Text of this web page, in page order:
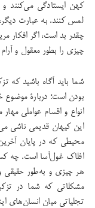
كهن ایستادگی می‌كنند و
لمس كنند. به عبارت
چقدر بد است، اگر افكار
چیزی را بطور معقول و
شما باید آگاه باشید كه
بودن است؛ دربارۀ
انواع و اقسام عواملی
این كیهان قدیمی ناشی
محیطی كه در پایان
افلاك غول‌آسا است. چه
هر چیزی و به‌طور حقیقی
مشكلاتی كه شما در
تجلیاتی میان انسان‌های